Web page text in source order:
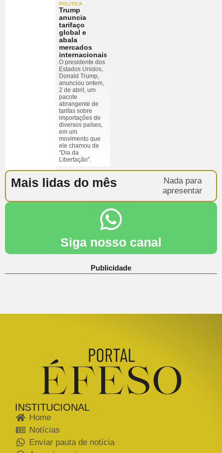
POLÍTICA
Trump
anuncia
tarifaço
global e
abala
mercados
internacionais
O presidente dos
Estados Unidos,
Donald Trump,
anunciou ontem,
2 de abril, um
pacote
abrangente de
tarifas sobre
importações de
diversos países,
em um
movimento que
ele chamou de
“Dia da
Libertação”.
Mais lidas do mês
Nada para
apresentar
Siga nosso canal
Publicidade
INSTITUCIONAL
Home
Notícias
Enviar pauta de notícia